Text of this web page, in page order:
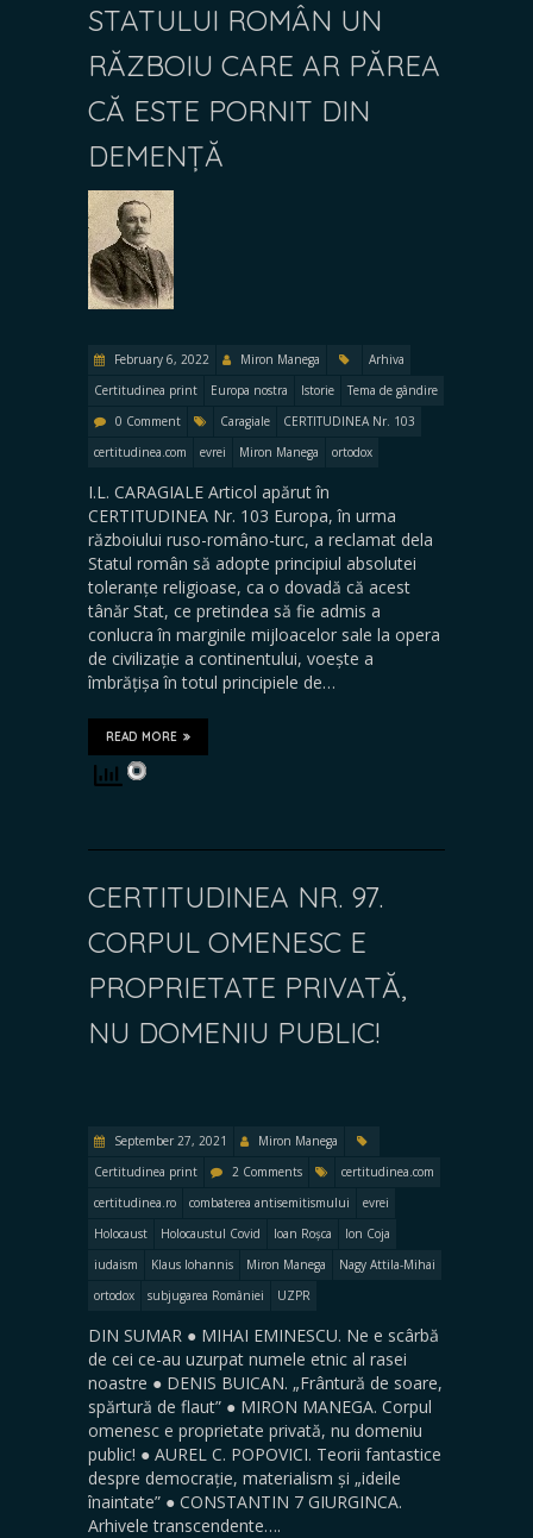
STATULUI ROMÂN UN
RĂZBOIU CARE AR PĂREA
CĂ ESTE PORNIT DIN
DEMENȚĂ
February 6, 2022 Miron Manega
Arhiva
Certitudinea print
Europa nostra Istorie
Tema de gândire
0 Comment
Caragiale
CERTITUDINEA Nr. 103
certitudinea.com
evrei Miron Manega ortodox
I.L. CARAGIALE Articol apărut în
CERTITUDINEA Nr. 103 Europa, în urma
războiului ruso-româno-turc, a reclamat dela
Statul român să adopte principiul absolutei
toleranțe religioase, ca o dovadă că acest
tânăr Stat, ce pretindea să fie admis a
conlucra în marginile mijloacelor sale la opera
de civilizație a continentului, voește a
îmbrățișa în totul principiele de…
READ MORE
CERTITUDINEA NR. 97.
CORPUL OMENESC E
PROPRIETATE PRIVATĂ,
NU DOMENIU PUBLIC!
September 27, 2021
Miron Manega
Certitudinea print
2 Comments
certitudinea.com
certitudinea.ro
combaterea antisemitismului
evrei
Holocaust
Holocaustul Covid Ioan Roșca
Ion Coja
iudaism
Klaus Iohannis Miron Manega
Nagy Attila-Mihai
ortodox
subjugarea României UZPR
DIN SUMAR ● MIHAI EMINESCU. Ne e scârbă
de cei ce-au uzurpat numele etnic al rasei
noastre ● DENIS BUICAN. „Frântură de soare,
spărtură de flaut” ● MIRON MANEGA. Corpul
omenesc e proprietate privată, nu domeniu
public! ● AUREL C. POPOVICI. Teorii fantastice
despre democrație, materialism și „ideile
înaintate” ● CONSTANTIN 7 GIURGINCA.
Arhivele transcendente….